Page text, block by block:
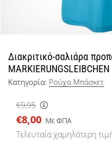
όπως
εμείς;
Έλα
μας
ως
πρεσβευτής
της
Διακριτικό-σαλιάρα
MARKIERUNGSLEIBCHEN
Κατηγορία: Ρούχα Μπάσκετ
€9,95
€8,00 Με ΦΠΑ
Τελευταία χαμηλότερη